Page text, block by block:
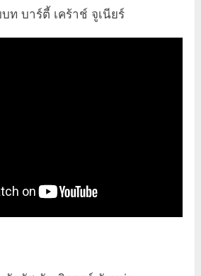
บท บาร์ตี้ เคร้าช์ จูเนียร์